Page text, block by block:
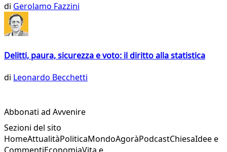
di Gerolamo Fazzini
Delitti, paura, sicurezza e voto: il diritto alla statistica
di Leonardo Becchetti
Abbonati ad Avvenire
Sezioni del sito
HomeAttualitàPoliticaMondoAgoràPodcastChiesaIdee e